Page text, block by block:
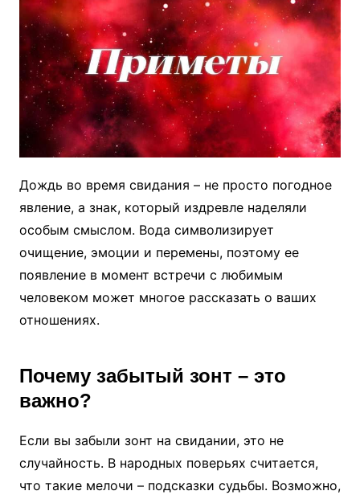
Дождь во время свидания – не просто погодное
явление, а знак, который издревле наделяли
особым смыслом. Вода символизирует
очищение, эмоции и перемены, поэтому ее
появление в момент встречи с любимым
человеком может многое рассказать о ваших
отношениях.
Почему забытый зонт – это
важно?
Если вы забыли зонт на свидании, это не
случайность. В народных поверьях считается,
что такие мелочи – подсказки судьбы. Возможно,